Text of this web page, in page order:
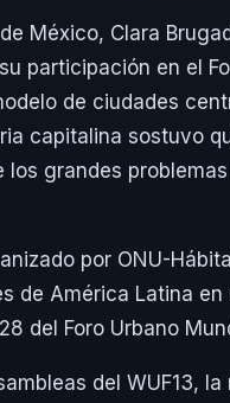
México, Clara
participación en el
de ciudades
capitalina sostuvo
grandes
por ONU-
de América Latina
del Foro Urbano
del WUF13,